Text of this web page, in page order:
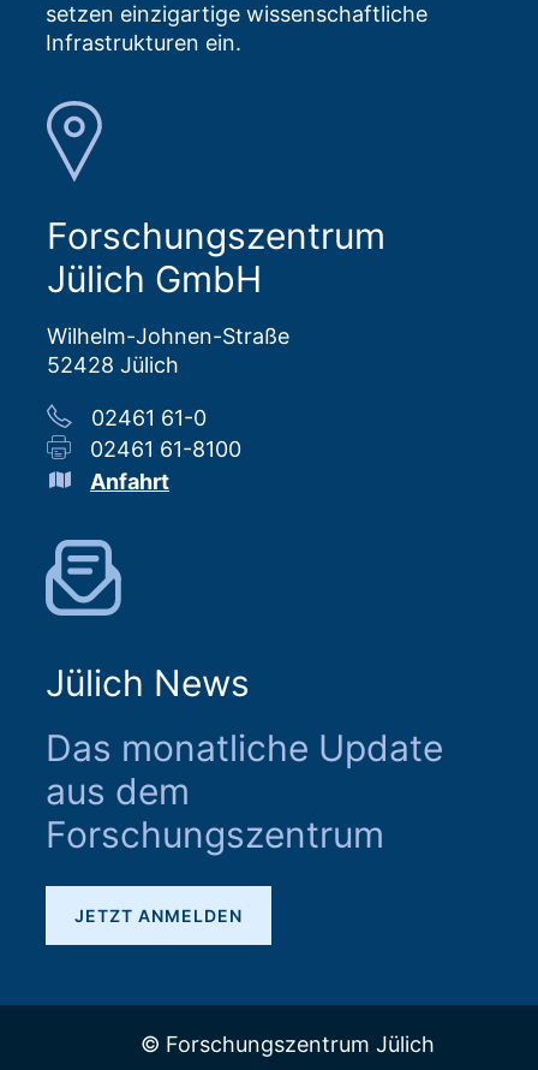
setzen einzigartige wissenschaftliche
Infrastrukturen ein.
Forschungszentrum
Jülich GmbH
Wilhelm-Johnen-Straße
52428 Jülich
02461 61-0
02461 61-8100
Anfahrt
Jülich News
Das monatliche Update
aus dem
Forschungszentrum
JETZT ANMELDEN
© Forschungszentrum Jülich